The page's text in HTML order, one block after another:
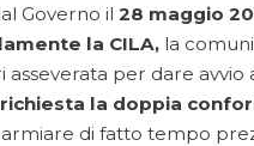
Governo il 28 maggio
la CILA, la
asseverata per dare avvio
la doppia
di fatto tempo